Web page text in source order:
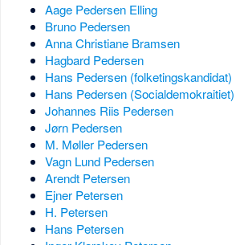
Aage Pedersen Elling
Bruno Pedersen
Anna Christiane Bramsen
Hagbard Pedersen
Hans Pedersen (folketingskandidat)
Hans Pedersen (Socialdemokraitiet)
Johannes Riis Pedersen
Jørn Pedersen
M. Møller Pedersen
Vagn Lund Pedersen
Arendt Petersen
Ejner Petersen
H. Petersen
Hans Petersen